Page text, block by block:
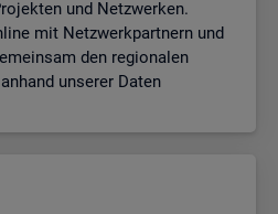
und Netzwerken.
mit Netzwerkpartnern und
den regionalen
unserer Daten